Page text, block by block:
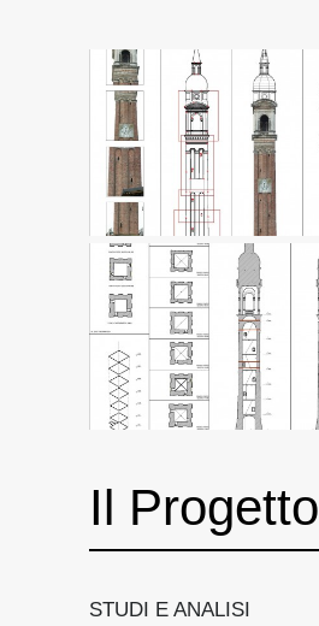
Il Progetto
STUDI E ANALISI